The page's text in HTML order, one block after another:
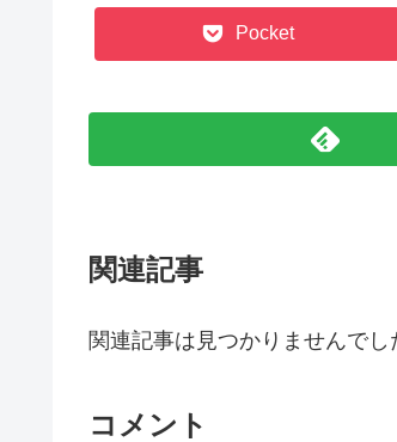
Pocket
関連記事
関連記事は見つかりませんでし
コメント